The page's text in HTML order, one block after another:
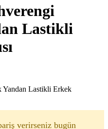
Lastikli
Lastikli Erkek
verirseniz bugün